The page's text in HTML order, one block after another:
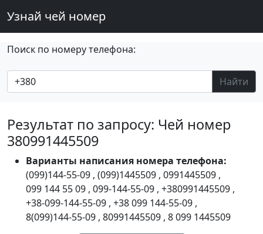
Узнай чей номер
Поиск по номеру телефона:
Найти
Результат по запросу: Чей номер
380991445509
Варианты написания номера телефона:
(099)144-55-09 , (099)1445509 , 0991445509 ,
099 144 55 09 , 099-144-55-09 , +380991445509 ,
+38-099-144-55-09 , +38 099 144-55-09 ,
8(099)144-55-09 , 80991445509 , 8 099 1445509